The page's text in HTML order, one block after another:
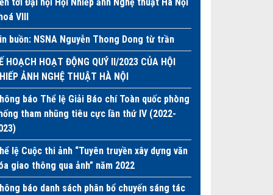
VIII
buồn: NSNA Nguyễn Thong Dong từ trần
HOẠCH HOẠT ĐỘNG QUÝ II/2023 CỦA HỘI
ẢNH NGHỆ THUẬT HÀ NỘI
báo Thể lệ Giải Báo chí Toàn quốc phòng
tham nhũng tiêu cực lần thứ IV (2022-
lệ Cuộc thi ảnh “Tuyên truyền xây dựng văn
giao thông qua ảnh” năm 2022
báo danh sách phân bổ chuyến sáng tác